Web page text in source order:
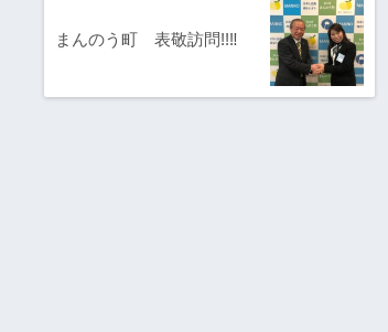
まんのう町 表敬訪問!!‼